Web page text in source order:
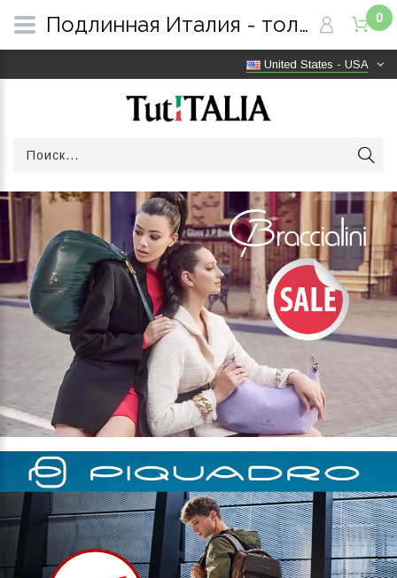
United States - USA
0
Подлинная Италия - только оригинальные товары | Бесплатная доставка по всему миру | TutITALIA